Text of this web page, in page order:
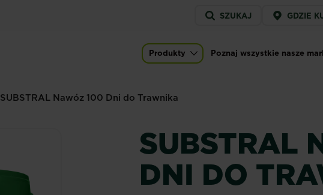
Service
menu
SZUKAJ GDZIE
Main navigation
Produkty Poznaj wszystkie nasze
SUBSTRAL Nawóz 100 Dni do Trawnika
SUBSTRAL
DNI DO